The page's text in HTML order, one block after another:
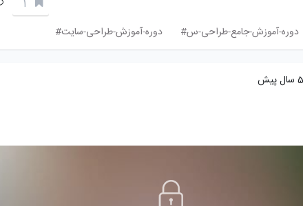
1
دوره-آموزش-جامع-طراحی-س# دوره-آموزش-طراحی-سایت#
5 سال پیش